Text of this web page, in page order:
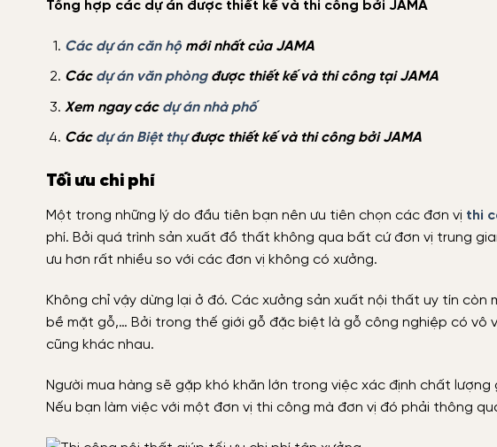
Tổng hợp các dự án được thiết kế và thi công bởi JAMA
Các dự án căn hộmới nhất của JAMA
Các dự án văn phòngđược thiết kế và thi công tại JAMA
Xem ngay các dự án nhà phố
Các dự án Biệt thựđược thiết kế và thi công bởi JAMA
Tối ưu chi phí
Một trong những lý do đầu tiên bạn nên ưu tiên chọn các đơn vị thi
phí. Bởi quá trình sản xuất đồ thất không qua bất cứ đơn vị trung
ưu hơn rất nhiều so với các đơn vị không có xưởng.
Không chỉ vậy dừng lại ở đó. Các xưởng sản xuất nội thất uy tín còn
bề mặt gỗ,… Bởi trong thế giới gỗ đặc biệt là gỗ công nghiệp có vô
cũng khác nhau.
Người mua hàng sẽ gặp khó khăn lớn trong việc xác định chất
Nếu bạn làm việc với một đơn vị thi công mà đơn vị đó phải thông